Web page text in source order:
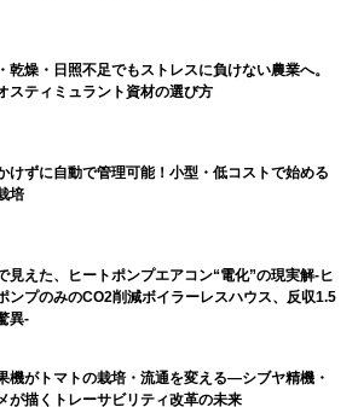
乾燥・日照不足でもストレスに負けない農業へ。
スティミュラント資材の選び方
けずに自動で管理可能！小型・低コストで始める
培
見えた、ヒートポンプエアコン“電化”の現実解-ヒ
ンプのみのCO2削減ボイラーレスハウス、反収1.5
異-
機がトマトの栽培・流通を変える―シブヤ精機・
が描くトレーサビリティ改革の未来